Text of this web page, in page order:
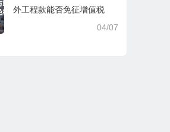
外工程款能否免征增值税
04/07